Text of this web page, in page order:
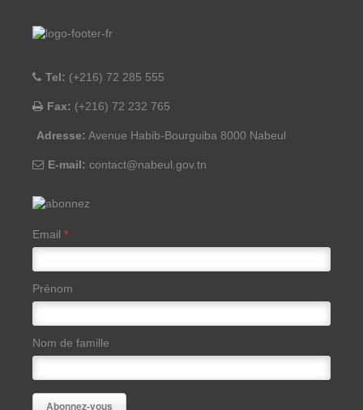
Tel: (+216) 72 285 555
Fax: (+216) 72 232 765
Adresse: Avenue Habib-Bourguiba 8000 Nabeul
E-mail: contact@nabeul.gov.tn
Email *
Prénom
Nom de famille